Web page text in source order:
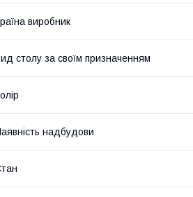
виробник
столу за своїм призначенням
надбудови